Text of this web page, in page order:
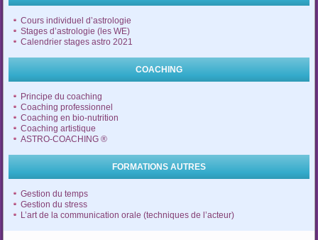
Cours individuel d’astrologie
Stages d’astrologie (les WE)
Calendrier stages astro 2021
COACHING
Principe du coaching
Coaching professionnel
Coaching en bio-nutrition
Coaching artistique
ASTRO-COACHING ®
FORMATIONS AUTRES
Gestion du temps
Gestion du stress
L’art de la communication orale (techniques de l’acteur)